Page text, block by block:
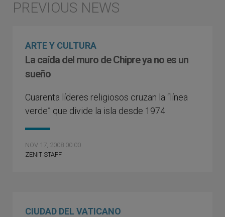
ARTE Y CULTURA
La caída del muro de Chipre ya no es un
sueño
Cuarenta líderes religiosos cruzan la “línea
verde” que divide la isla desde 1974
NOV 17, 2008 00:00
ZENIT STAFF
CIUDAD DEL VATICANO